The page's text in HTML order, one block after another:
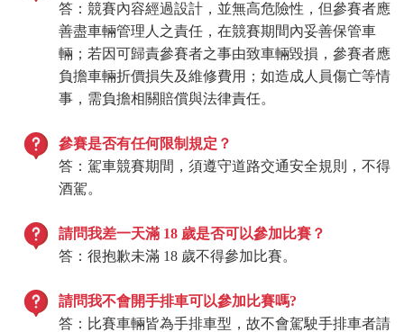
答：競賽內容經過設計，並無高危險性，但參賽者應
善盡車輛管理人之責任，在競賽期間內妥善保管車
輛；若因可歸責參賽者之事由致車輛毀損，參賽者應
負擔車輛折價損失及維修費用；如造成人員傷亡等情
事，需負擔相關賠償與法律責任。
參賽是否有任何限制規定 ？
答：駕車競賽期間，須遵守道路交通安全規則，不得
酒駕。
請問我差一天滿 18 歲是否可以參加比賽？
答：很抱歉未滿 18 歲不得參加比賽。
請問我不會開手排車可以參加比賽嗎?
答：比賽車輛皆為手排車型，故不會駕駛手排車者請